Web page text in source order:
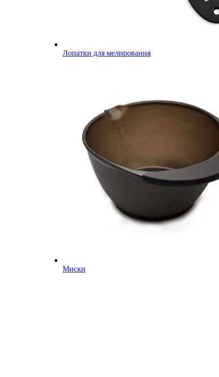
Лопатки для мелирования
Миски